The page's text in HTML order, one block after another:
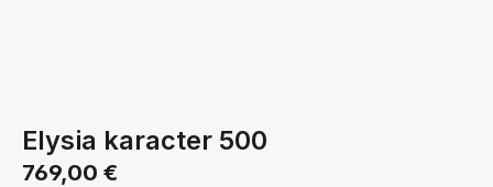
Elysia karacter 500
Regulärer Preis:
769,00 €